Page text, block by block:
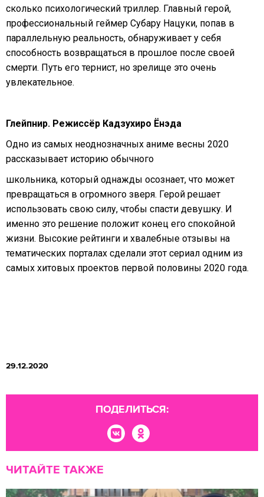
сколько психологический триллер. Главный герой,
профессиональный геймер Субару Нацуки, попав в
параллельную реальность, обнаруживает у себя
способность возвращаться в прошлое после своей
смерти. Путь его тернист, но зрелище это очень
увлекательное.
Глейпнир. Режиссёр Кадзухиро Ёнэда
Одно из самых неоднозначных аниме весны 2020
рассказывает историю обычного
школьника, который однажды осознает, что может
превращаться в огромного зверя. Герой решает
использовать свою силу, чтобы спасти девушку. И
именно это решение положит конец его спокойной
жизни. Высокие рейтинги и хвалебные отзывы на
тематических порталах сделали этот сериал одним из
самых хитовых проектов первой половины 2020 года.
29.12.2020
ПОДЕЛИТЬСЯ:
ЧИТАЙТЕ ТАКЖЕ